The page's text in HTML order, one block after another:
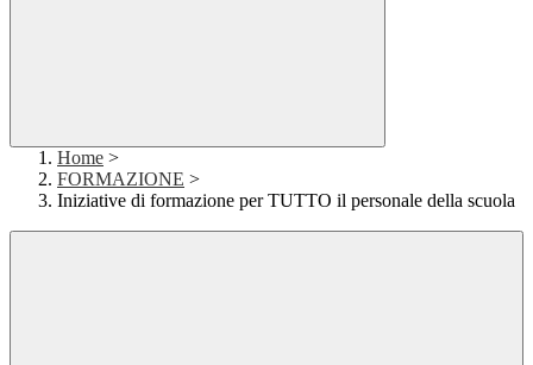
Home >
FORMAZIONE >
Iniziative di formazione per TUTTO il personale della scuola